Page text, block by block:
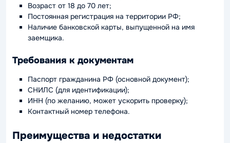
Возраст от 18 до 70 лет;
Постоянная регистрация на территории РФ;
Наличие банковской карты, выпущенной на имя
заемщика.
Требования к документам
Паспорт гражданина РФ (основной документ);
СНИЛС (для идентификации);
ИНН (по желанию, может ускорить проверку);
Контактный номер телефона.
Преимущества и недостатки